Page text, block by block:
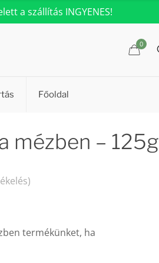
a szállítás INGYENES!
Főoldal
0
mézben – 125g
termékünket, ha